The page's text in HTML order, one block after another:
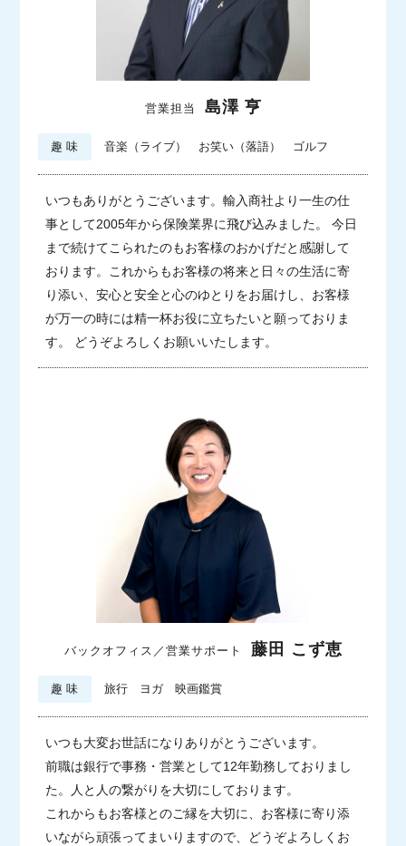
営業担当 島澤 亨
趣 味 音楽（ライブ） お笑い（落語） ゴルフ
いつもありがとうございます。輸入商社より一生の仕
事として2005年から保険業界に飛び込みました。
今日
まで続けてこられたのもお客様のおかげだと感謝して
おります。 これからもお客様の将来と日々の生活に寄
り添い、安心と安全と心のゆとりをお届けし、お客様
が万一の時には精一杯お役に立ちたいと願っておりま
す。 どうぞよろしくお願いいたします。
バックオフィス／営業サポート 藤田 こず恵
趣 味 旅行 ヨガ 映画鑑賞
いつも大変お世話になりありがとうございます。
前職は銀行で事務・営業として12年勤務しておりまし
た。人と人の繋がりを大切にしております。
これからもお客様とのご縁を大切に、お客様に寄り添
いながら頑張ってまいりますので、どうぞよろしくお